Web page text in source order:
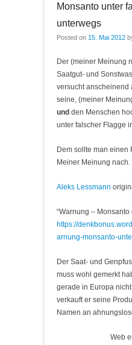
Monsanto unter
unterwegs
Posted on 15. Mai 2012
Der (meiner Meinung
Saatgut- und
versucht anscheinend
seine, (meiner
und den Menschen
unter falscher Flagge
Dem sollte man einen
Meiner Meinung nach.
Aleks Lessmann
“Warnung –
https://
arnung-monsanto-
Der Saat- und
muss wohl gemerkt
gerade in Europa
verkauft er seine
Namen an
Web